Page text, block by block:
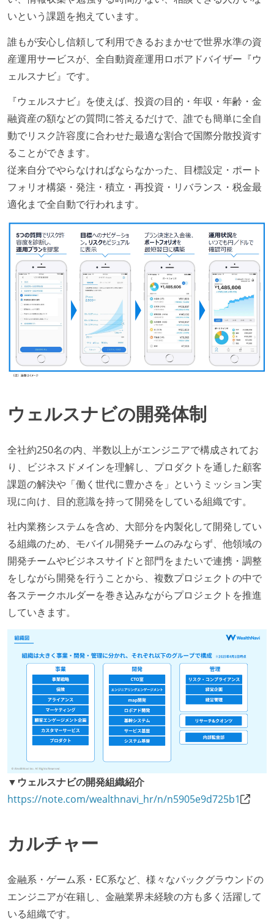
いという課題を抱えています。
誰もが安心し信頼して利用できるおまかせで世界水準の資
産運用サービスが、全自動資産運用ロボアドバイザー『ウ
ェルスナビ』です。
『ウェルスナビ』を使えば、投資の目的・年収・年齢・金
融資産の額などの質問に答えるだけで、誰でも簡単に全自
動でリスク許容度に合わせた最適な割合で国際分散投資す
ることができます。
従来自分でやらなければならなかった、目標設定・ポート
フォリオ構築・発注・積立・再投資・リバランス・税金最
適化まで全自動で行われます。
ウェルスナビの開発体制
全社約250名の内、半数以上がエンジニアで構成されてお
り、ビジネスドメインを理解し、プロダクトを通した顧客
課題の解決や「働く世代に豊かさを」というミッション実
現に向け、目的意識を持って開発をしている組織です。
社内業務システムを含め、大部分を内製化して開発してい
る組織のため、モバイル開発チームのみならず、他領域の
開発チームやビジネスサイドと部門をまたいで連携・調整
をしながら開発を行うことから、複数プロジェクトの中で
各ステークホルダーを巻き込みながらプロジェクトを推進
していきます。
▼ウェルスナビの開発組織紹介
https://note.com/wealthnavi_hr/n/n5905e9d725b1
カルチャー
金融系・ゲーム系・EC系など、様々なバックグラウンドの
エンジニアが在籍し、金融業界未経験の方も多く活躍して
いる組織です。